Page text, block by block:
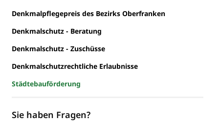
Denkmalpflegepreis des Bezirks Oberfranken
Denkmalschutz - Beratung
Denkmalschutz - Zuschüsse
Denkmalschutzrechtliche Erlaubnisse
Städtebauförderung
Sie haben Fragen?